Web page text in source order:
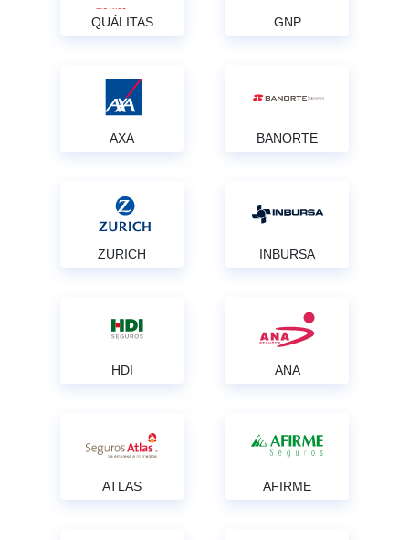
QUÁLITAS GNP
AXA BANORTE
ZURICH INBURSA
HDI ANA
ATLAS AFIRME